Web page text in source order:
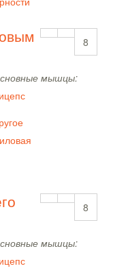
8
мышцы:
8
мышцы: